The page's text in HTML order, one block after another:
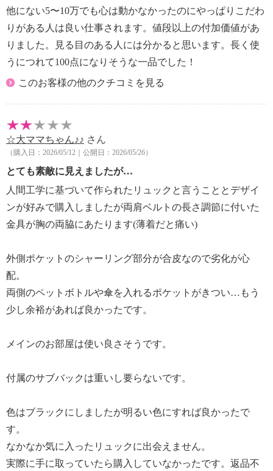
他にない5〜10万でも心は動かなかったのにやっぱりこだわ
りがある人は良い仕事されます。値段以上の付加価値があ
りました。見る目のある人には分かると思います。長く使
うにつれて100点になりそうな一品でした！
このお客様の他のクチコミを見る
☆大ママちゃん♪♪ さん
（購入日：2026/05/12｜公開日：2026/05/26）
とても素敵に見えましたが…
人間工学に基づいて作られたリュックと言うこととデザイ
ンが好みで購入しましたが両肩ベルトの長さ調節に付いた
金具が胸の両脇にあたります(薄着だと痛い)
外側ポケットのシャーリング部分が合皮なので劣化が心
配。
両側のペットボトルや傘を入れるポケットがきつい…もう
少し余裕があれば良かったです。
メインのお部屋は使い良さそうです。
付属のサブバックは重いし要らないです。
色はブラックにしましたが明るい色にすれば良かったで
す。
なかなか気に入ったリュックに出会えません。
実際に手に取っていたら購入していなかったです。返品不